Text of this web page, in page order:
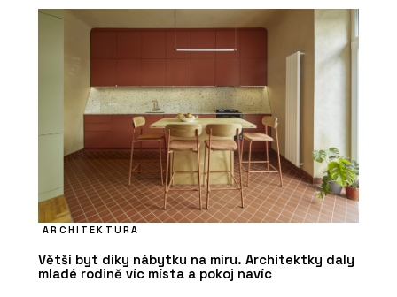
ARCHITEKTURA
Větší byt díky nábytku na míru. Architektky daly
mladé rodině víc místa a pokoj navíc